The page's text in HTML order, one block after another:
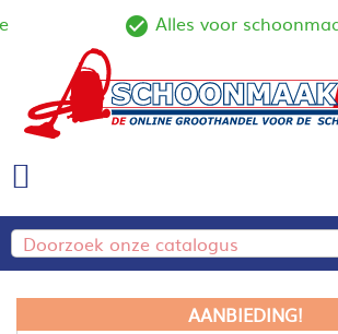
Alles voor
AANBIEDING!